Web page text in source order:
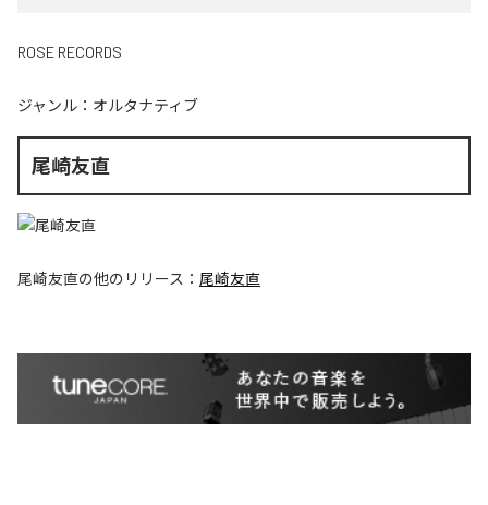
ROSE RECORDS
ジャンル： オルタナティブ
尾崎友直
尾崎友直の他のリリース： 尾崎友直